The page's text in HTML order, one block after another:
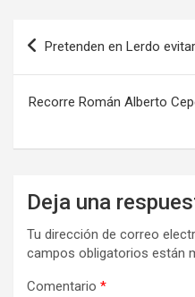
Navegación
Pretenden en Lerdo
Recorre Román Alberto
Deja una
Tu dirección de correo
campos obligatorios están
Comentario *